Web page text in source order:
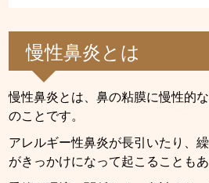
慢性鼻炎とは
慢性鼻炎とは、鼻の粘膜に慢性的
のことです。
アレルギー性鼻炎が長引いたり、
がきっかけになって起こることもあ